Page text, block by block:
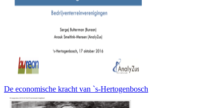
De economische kracht van `s-Hertogenbosch